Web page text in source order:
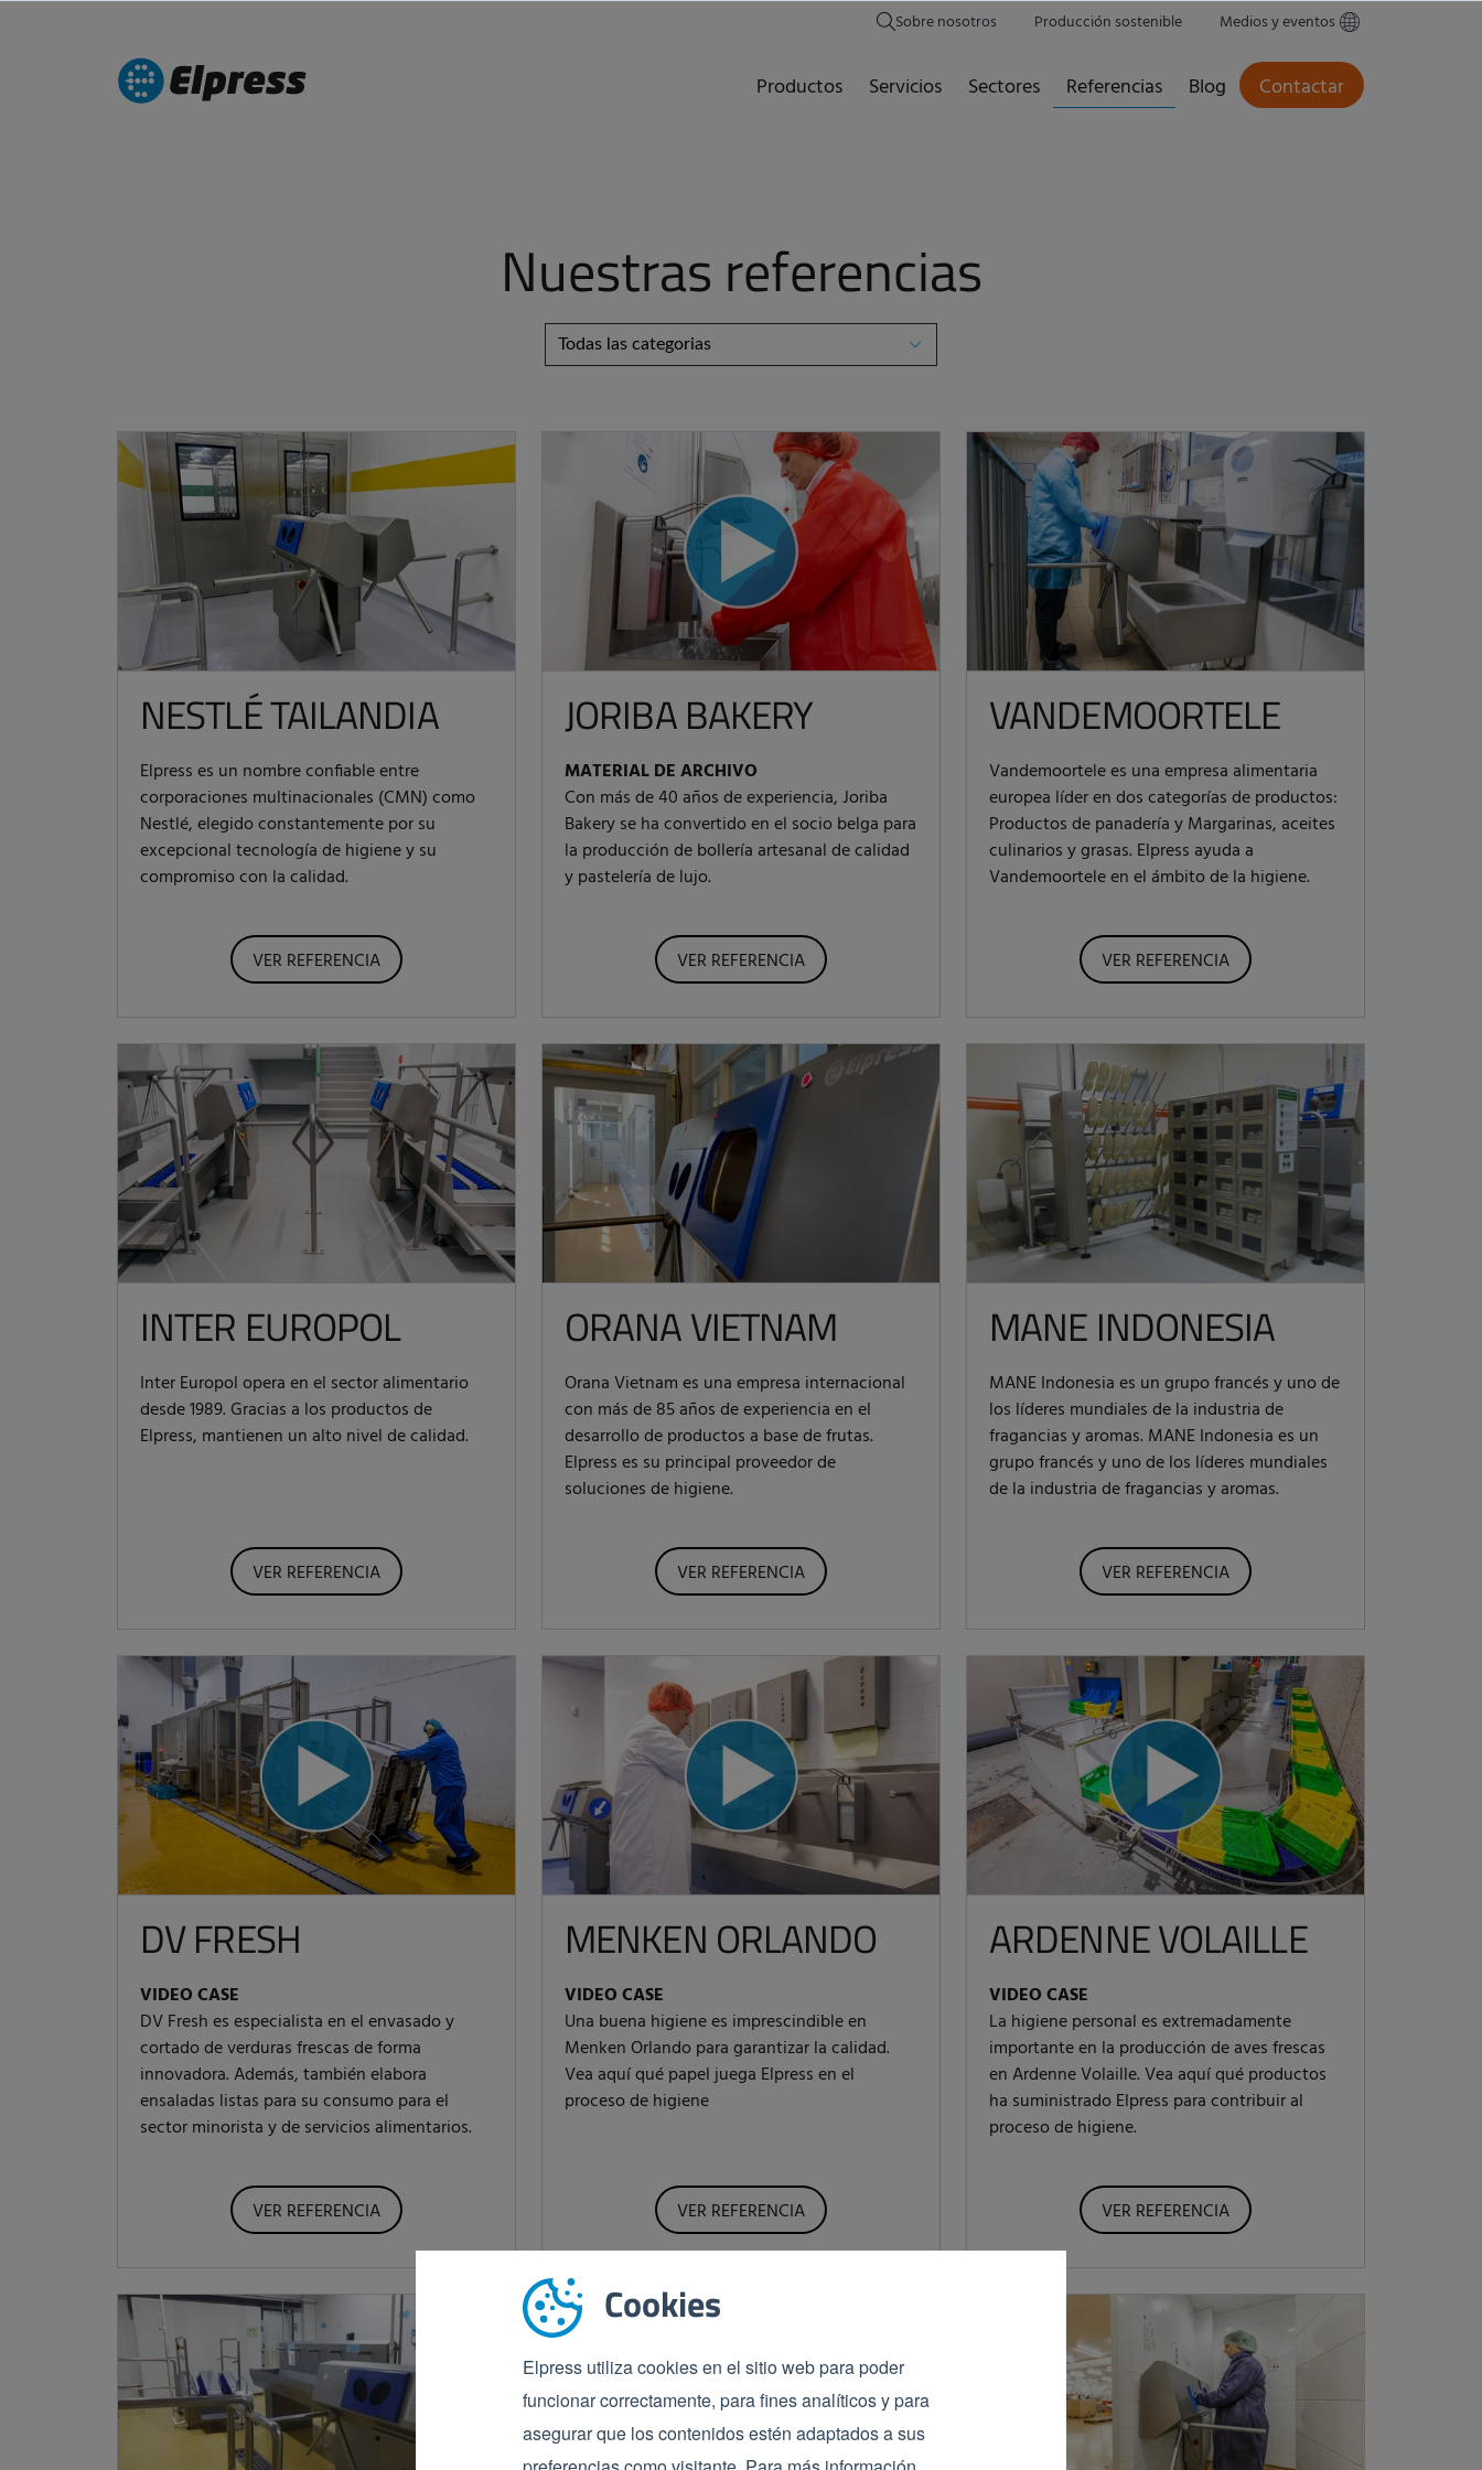
Cookies
Elpress utiliza cookies en el sitio web para poder
funcionar correctamente, para fines analíticos y para
asegurar que los contenidos estén adaptados a sus
Sobre nosotros Producción sostenible Medios y eventos
Productos Servicios Sectores Referencias Blog Contactar
Nuestras referencias
NESTLÉ TAILANDIA
Elpress es un nombre confiable entre
corporaciones multinacionales (CMN) como
Nestlé, elegido constantemente por su
excepcional tecnología de higiene y su
compromiso con la calidad.
VER REFERENCIA
JORIBA BAKERY
MATERIAL DE ARCHIVO
Con más de 40 años de experiencia, Joriba
Bakery se ha convertido en el socio belga para
la producción de bollería artesanal de calidad
y pastelería de lujo.
VER REFERENCIA
VANDEMOORTELE
Vandemoortele es una empresa alimentaria
europea líder en dos categorías de productos:
Productos de panadería y Margarinas, aceites
culinarios y grasas. Elpress ayuda a
Vandemoortele en el ámbito de la higiene.
VER REFERENCIA
INTER EUROPOL
Inter Europol opera en el sector alimentario
desde 1989. Gracias a los productos de
Elpress, mantienen un alto nivel de calidad.
VER REFERENCIA
ORANA VIETNAM
Orana Vietnam es una empresa internacional
con más de 85 años de experiencia en el
desarrollo de productos a base de frutas.
Elpress es su principal proveedor de
soluciones de higiene.
VER REFERENCIA
MANE INDONESIA
MANE Indonesia es un grupo francés y uno de
los líderes mundiales de la industria de
fragancias y aromas. MANE Indonesia es un
grupo francés y uno de los líderes mundiales
de la industria de fragancias y aromas.
VER REFERENCIA
DV FRESH
VIDEO CASE
DV Fresh es especialista en el envasado y
cortado de verduras frescas de forma
innovadora. Además, también elabora
ensaladas listas para su consumo para el
sector minorista y de servicios alimentarios.
VER REFERENCIA
MENKEN ORLANDO
VIDEO CASE
Una buena higiene es imprescindible en
Menken Orlando para garantizar la calidad.
Vea aquí qué papel juega Elpress en el
proceso de higiene
VER REFERENCIA
ARDENNE VOLAILLE
VIDEO CASE
La higiene personal es extremadamente
importante en la producción de aves frescas
en Ardenne Volaille. Vea aquí qué productos
ha suministrado Elpress para contribuir al
proceso de higiene.
VER REFERENCIA